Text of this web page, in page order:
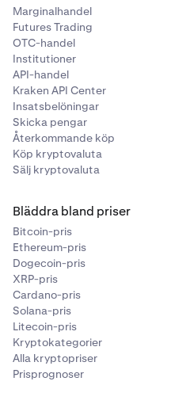
Marginalhandel
Futures Trading
OTC-handel
Institutioner
API-handel
Kraken API Center
Insatsbelöningar
Skicka pengar
Återkommande köp
Köp kryptovaluta
Sälj kryptovaluta
Bläddra bland priser
Bitcoin-pris
Ethereum-pris
Dogecoin-pris
XRP-pris
Cardano-pris
Solana-pris
Litecoin-pris
Kryptokategorier
Alla kryptopriser
Prisprognoser